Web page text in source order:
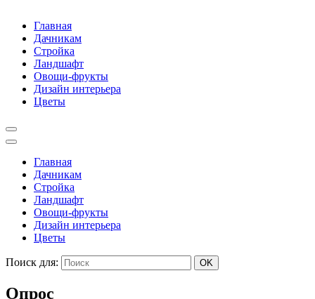
Главная
Дачникам
Стройка
Ландшафт
Овощи-фрукты
Дизайн интерьера
Цветы
Главная
Дачникам
Стройка
Ландшафт
Овощи-фрукты
Дизайн интерьера
Цветы
Поиск для:
Опрос